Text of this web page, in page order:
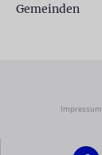
Gemeinden
Impressum